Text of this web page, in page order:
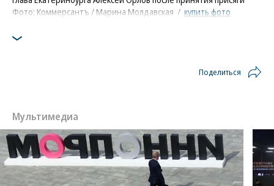
Фото: Коммерсантъ / Марина Молдавская / купить фото
Поделиться
Мультимедиа